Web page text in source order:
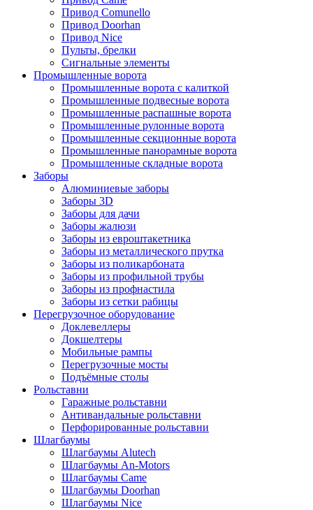
Привод Comunello
Привод Doorhan
Привод Nice
Пульты, брелки
Сигнальные элементы
Промышленные ворота
Промышленные ворота с калиткой
Промышленные подвесные ворота
Промышленные распашные ворота
Промышленные рулонные ворота
Промышленные секционные ворота
Промышленные панорамные ворота
Промышленные складные ворота
Заборы
Алюминиевые заборы
Заборы 3D
Заборы для дачи
Заборы жалюзи
Заборы из евроштакетника
Заборы из металлического прутка
Заборы из поликарбоната
Заборы из профильной трубы
Заборы из профнастила
Заборы из сетки рабицы
Перегрузочное оборудование
Доклевеллеры
Докшелтеры
Мобильные рампы
Перегрузочные мосты
Подъёмные столы
Рольставни
Гаражные рольставни
Антивандальные рольставни
Перфорированные рольставни
Шлагбаумы
Шлагбаумы Alutech
Шлагбаумы An-Motors
Шлагбаумы Came
Шлагбаумы Doorhan
Шлагбаумы Nice